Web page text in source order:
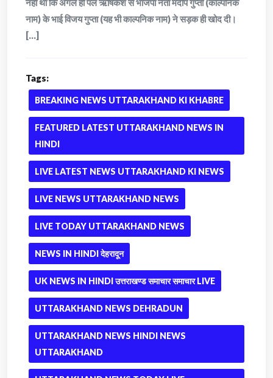
नहीं था कि अगले ही पल ऋषिकेश से भाजपा नेता मंदीप गुप्ता (काल्पनिक
नाम) के भाई विजय गुप्ता (यह भी काल्पनिक नाम) ने सड़क ही खोद दी।
[...]
Tags:
BREAKING NEWS UTTARAKHAND KI KHABRE
FEATURED LATEST UTTARAKHAND NEWS IN
HINDI
LIVE LATEST NEWS UTTARAKHAND KI NEWS
LIVE NEWS UTTARAKHAND NEWS
LIVE TODAY UTTARAKHAND NEWS
NEWS IN HINDI देहरादून
UK NEWS IN HINDI उत्तराखण्ड समाचार समाचार LIVE
UTTARAKHAND NEWS DEHRADUN
UTTARAKHAND NEWS HINDI NEWS
UTTARAKHAND